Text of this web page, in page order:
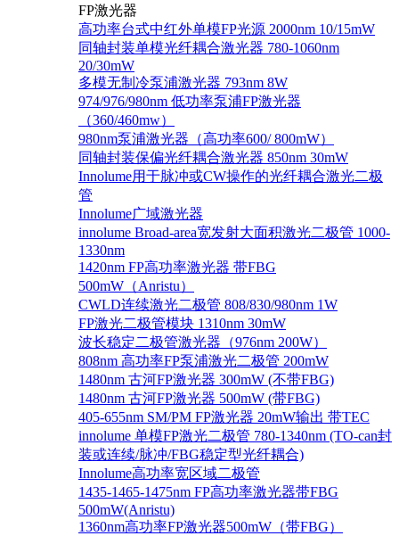
FP激光器
高功率台式中红外单模FP光源 2000nm 10/15mW
同轴封装单模光纤耦合激光器 780-1060nm
20/30mW
多模无制冷泵浦激光器 793nm 8W
974/976/980nm 低功率泵浦FP激光器
（360/460mw）
980nm泵浦激光器（高功率600/ 800mW）
同轴封装保偏光纤耦合激光器 850nm 30mW
Innolume用于脉冲或CW操作的光纤耦合激光二极
管
Innolume广域激光器
innolume Broad-area宽发射大面积激光二极管 1000-
1330nm
1420nm FP高功率激光器 带FBG
500mW（Anristu）
CWLD连续激光二极管 808/830/980nm 1W
FP激光二极管模块 1310nm 30mW
波长稳定二极管激光器（976nm 200W）
808nm 高功率FP泵浦激光二极管 200mW
1480nm 古河FP激光器 300mW (不带FBG)
1480nm 古河FP激光器 500mW (带FBG)
405-655nm SM/PM FP激光器 20mW输出 带TEC
innolume 单模FP激光二极管 780-1340nm (TO-can封
装或连续/脉冲/FBG稳定型光纤耦合)
Innolume高功率宽区域二极管
1435-1465-1475nm FP高功率激光器带FBG
500mW(Anristu)
1360nm高功率FP激光器500mW（带FBG）